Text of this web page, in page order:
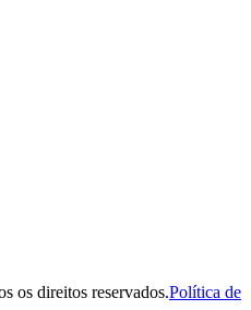
os direitos reservados.Política de